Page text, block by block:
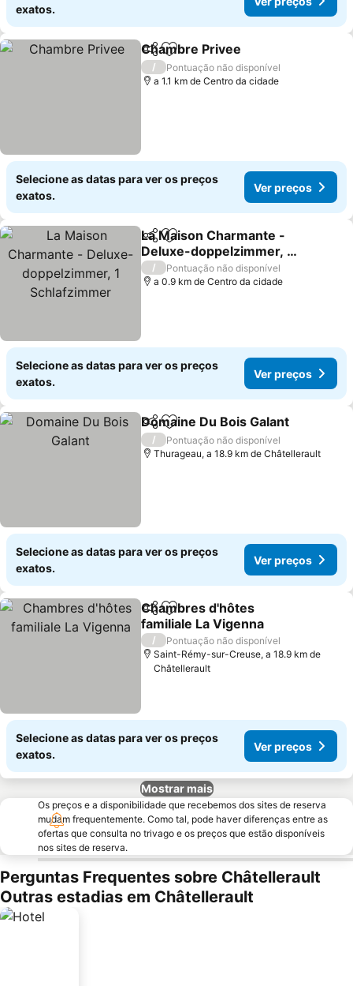
exatos.
PartilharAdicionar aos favoritos
Chambre Privee
/
Pontuação não disponível
a 1.1 km de Centro da cidade
Selecione as datas para ver os preços
exatos.
Ver preços
PartilharAdicionar aos favoritos
La Maison Charmante -
Deluxe-doppelzimmer, 1
Schlafzimmer
/
Pontuação não disponível
a 0.9 km de Centro da cidade
Selecione as datas para ver os preços
exatos.
Ver preços
PartilharAdicionar aos favoritos
Domaine Du Bois Galant
/
Pontuação não disponível
Thurageau, a 18.9 km de Châtellerault
Selecione as datas para ver os preços
exatos.
Ver preços
PartilharAdicionar aos favoritos
Chambres d'hôtes
familiale La Vigenna
/
Pontuação não disponível
Saint-Rémy-sur-Creuse, a 18.9 km de
Châtellerault
Selecione as datas para ver os preços
exatos.
Ver preços
Mostrar mais
Os preços e a disponibilidade que recebemos dos sites de reserva
mudam frequentemente. Como tal, pode haver diferenças entre as
ofertas que consulta no trivago e os preços que estão disponíveis
nos sites de reserva.
Perguntas Frequentes sobre Châtellerault
Outras estadias em Châtellerault